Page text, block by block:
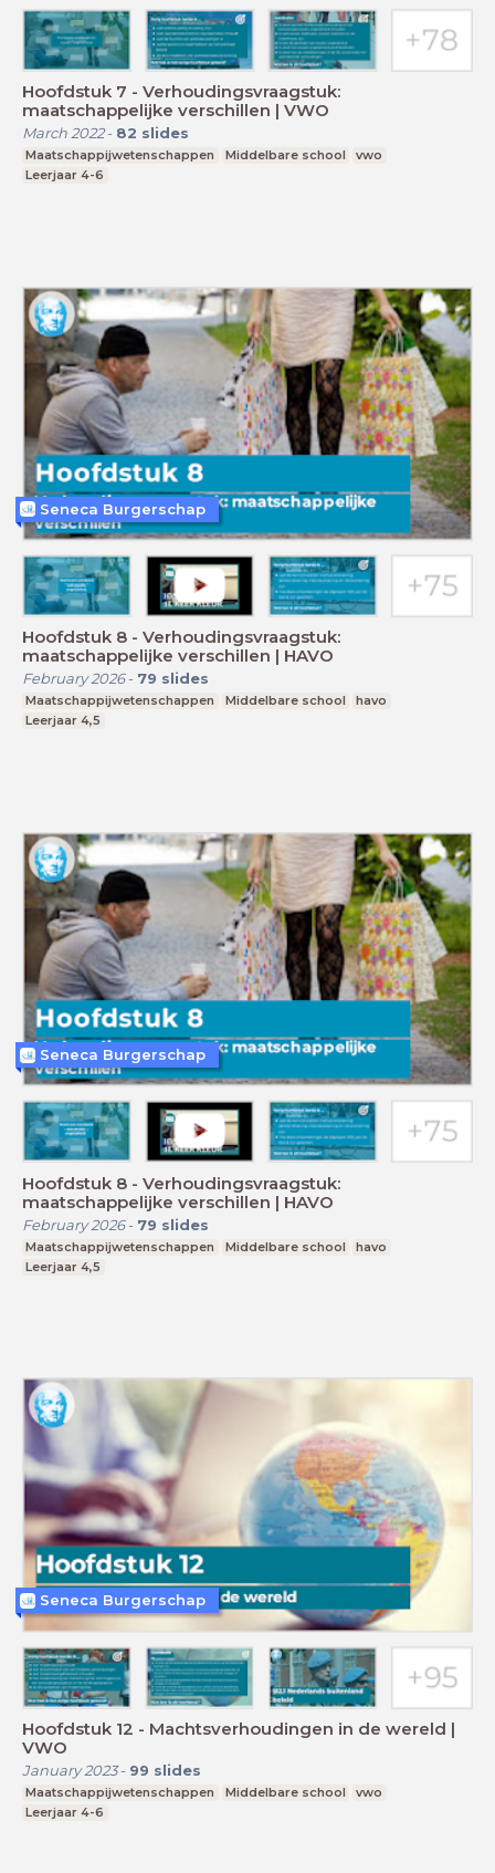
Hoofdstuk 7 - Verhoudingsvraagstuk:
maatschappelijke verschillen | VWO
March 2022- 82 slides
Maatschappijwetenschappen Middelbare school
vwo
Leerjaar 4-6
Hoofdstuk 8 - Verhoudingsvraagstuk:
maatschappelijke verschillen | HAVO
February 2026- 79 slides
Maatschappijwetenschappen Middelbare school
havo
Leerjaar 4,5
Seneca Burgerschap
Hoofdstuk 8 - Verhoudingsvraagstuk:
maatschappelijke verschillen | HAVO
February 2026- 79 slides
Maatschappijwetenschappen Middelbare school
havo
Leerjaar 4,5
Seneca Burgerschap
Hoofdstuk 12 - Machtsverhoudingen in de wereld |
VWO
January 2023- 99 slides
Maatschappijwetenschappen Middelbare school
vwo
Leerjaar 4-6
Seneca Burgerschap